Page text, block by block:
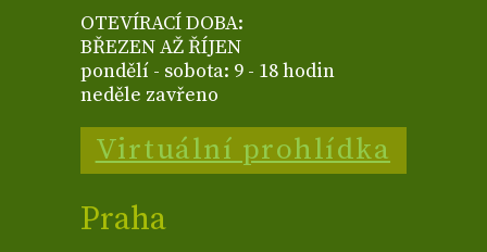
OTEVÍRACÍ DOBA:
BŘEZEN AŽ ŘÍJEN
pondělí - sobota: 9 - 18 hodin
neděle zavřeno
Virtuální prohlídka
Praha